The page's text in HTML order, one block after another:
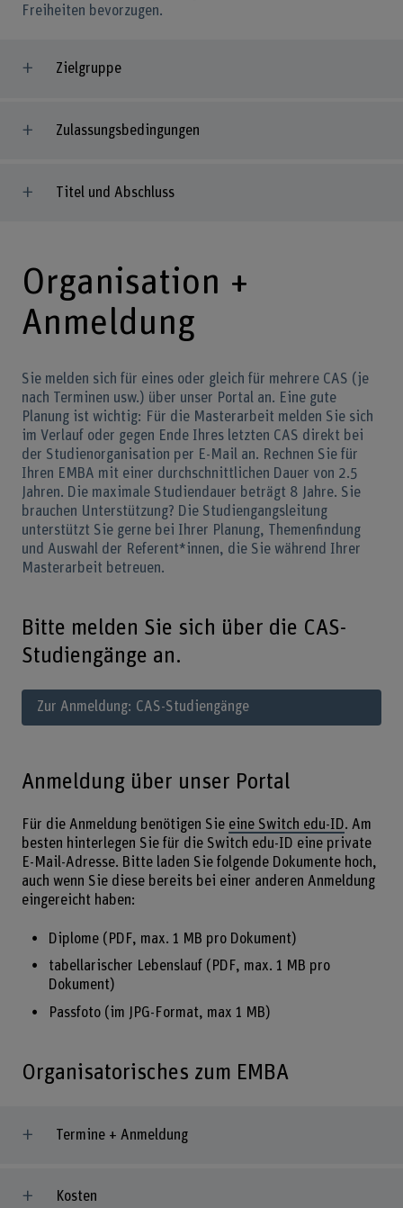
Freiheiten bevorzugen.
Zielgruppe
Zulassungsbedingungen
Titel und Abschluss
Organisation +
Anmeldung
Sie melden sich für eines oder gleich für mehrere CAS (je
nach Terminen usw.) über unser Portal an. Eine gute
Planung ist wichtig: Für die Masterarbeit melden Sie sich
im Verlauf oder gegen Ende Ihres letzten CAS direkt bei
der Studienorganisation per E-Mail an. Rechnen Sie für
Ihren EMBA mit einer durchschnittlichen Dauer von 2.5
Jahren. Die maximale Studiendauer beträgt 8 Jahre. Sie
brauchen Unterstützung? Die Studiengangsleitung
unterstützt Sie gerne bei Ihrer Planung, Themenfindung
und Auswahl der Referent*innen, die Sie während Ihrer
Masterarbeit betreuen.
Bitte melden Sie sich über die CAS-
Studiengänge an.
Zur Anmeldung: CAS-Studiengänge
Anmeldung über unser Portal
Für die Anmeldung benötigen Sie eine Switch edu-ID. Am
besten hinterlegen Sie für die Switch edu-ID eine private
E-Mail-Adresse. Bitte laden Sie folgende Dokumente hoch,
auch wenn Sie diese bereits bei einer anderen Anmeldung
eingereicht haben:
Diplome (PDF, max. 1 MB pro Dokument)
tabellarischer Lebenslauf (PDF, max. 1 MB pro
Dokument)
Passfoto (im JPG-Format, max 1 MB)
Organisatorisches zum EMBA
Termine + Anmeldung
Kosten